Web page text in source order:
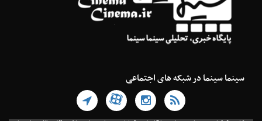
سینما سینما در شبکه های اجتماعی